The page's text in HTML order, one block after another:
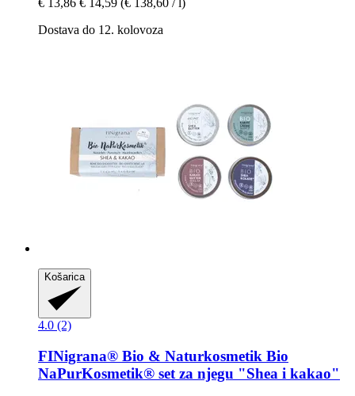
Dostava do 12. kolovoza
Košarica
4.0 (2)
FINigrana® Bio & Naturkosmetik Bio
NaPurKosmetik® set za njegu "Shea i kakao"